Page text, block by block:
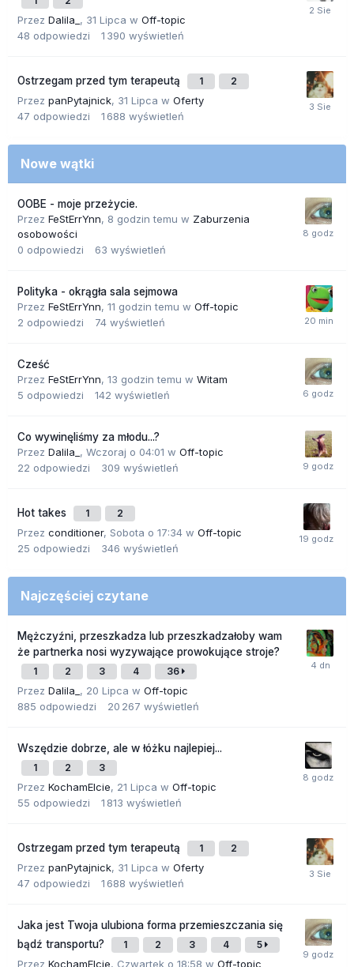
Przez Dalila_ , 31 Lipca w Off-topic
48 odpowiedzi 1 390 wyświetleń
Ostrzegam przed tym terapeutą 1 2
Przez panPytajnick, 31 Lipca w Oferty
47 odpowiedzi 1 688 wyświetleń
Nowe wątki
OOBE - moje przeżycie.
Przez FeStErrYnn, 8 godzin temu w Zaburzenia
osobowości
0 odpowiedzi 63 wyświetleń
Polityka - okrągła sala sejmowa
Przez FeStErrYnn, 11 godzin temu w Off-topic
2 odpowiedzi 74 wyświetleń
Cześć
Przez FeStErrYnn, 13 godzin temu w Witam
5 odpowiedzi 142 wyświetleń
Co wywinęliśmy za młodu...?
Przez Dalila_ , Wczoraj o 04:01 w Off-topic
22 odpowiedzi 309 wyświetleń
Hot takes 1 2
Przez conditioner, Sobota o 17:34 w Off-topic
25 odpowiedzi 346 wyświetleń
Najczęściej czytane
Mężczyźni, przeszkadza lub przeszkadzałoby wam
że partnerka nosi wyzywające prowokujące stroje?
1 2 3 4 36
Przez Dalila_ , 20 Lipca w Off-topic
885 odpowiedzi 20 267 wyświetleń
Wszędzie dobrze, ale w łóżku najlepiej...
1 2 3
Przez KochamElcie, 21 Lipca w Off-topic
55 odpowiedzi 1 813 wyświetleń
Ostrzegam przed tym terapeutą 1 2
Przez panPytajnick, 31 Lipca w Oferty
47 odpowiedzi 1 688 wyświetleń
Jaka jest Twoja ulubiona forma przemieszczania się
bądź transportu?
1 2 3 4 5
Przez KochamElcie, Czwartek o 18:58 w Off-topic